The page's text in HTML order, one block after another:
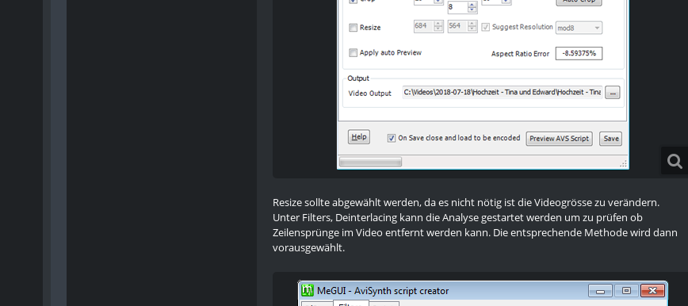
Resize sollte abgewählt werden, da es nicht nötig ist die Videogrösse zu verändern.
Unter Filters, Deinterlacing kann die Analyse gestartet werden um zu prüfen ob
Zeilensprünge im Video entfernt werden kann. Die entsprechende Methode wird dann
vorausgewählt.